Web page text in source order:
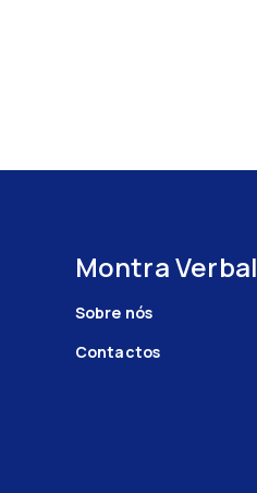
Montra Verbal
Sobre nós
Contactos